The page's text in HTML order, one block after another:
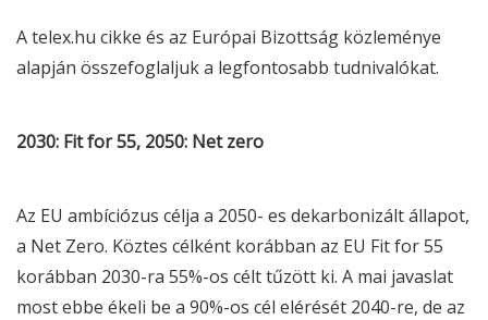
Atelex.hu cikke és az Európai Bizottság közleménye
alapján összefoglaljuk a legfontosabb tudnivalókat.
2030: Fit for 55, 2050: Net zero
Az EU ambíciózus célja a 2050- es dekarbonizált állapot,
a Net Zero. Köztes célként korábban az EU Fit for 55
korábban 2030-ra 55%-os célt tűzött ki. A mai javaslat
most ebbe ékeli be a 90%-os cél elérését 2040-re, de az